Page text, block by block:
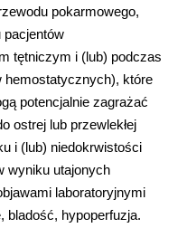
pokarmowego,
pacjentów
tętniczym i (lub) podczas
hemostatycznych), które
potencjalnie zagrażać
ostrej lub przewlekłej
i (lub) niedokrwistości
wyniku utajonych
laboratoryjnymi
bladość, hypoperfuzja.